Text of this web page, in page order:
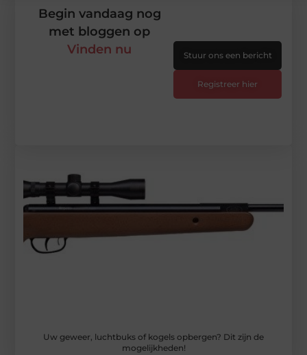
Uw geweer, luchtbuks of kogels opbergen? Dit zijn de
mogelijkheden!
Begin vandaag nog
met bloggen op
Vinden nu
Stuur ons een bericht
Registreer hier